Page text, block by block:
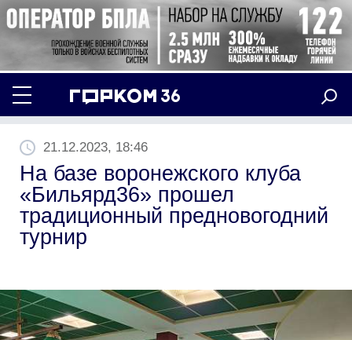
21.12.2023, 18:46
На базе воронежского клуба
«Бильярд36» прошел
традиционный предновогодний
турнир